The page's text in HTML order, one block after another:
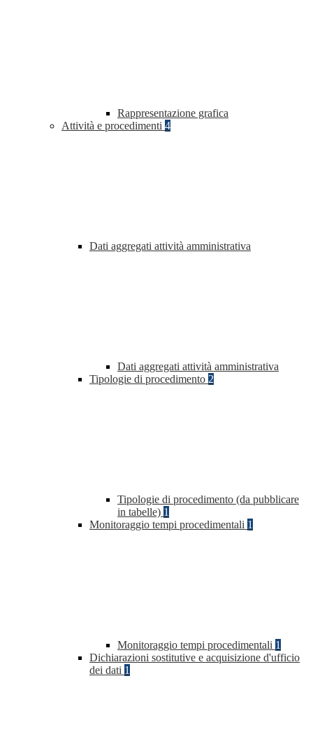
Rappresentazione grafica
Attività e procedimenti 4
Dati aggregati attività amministrativa
Dati aggregati attività amministrativa
Tipologie di procedimento 2
Tipologie di procedimento (da pubblicare
in tabelle) 1
Monitoraggio tempi procedimentali 1
Monitoraggio tempi procedimentali 1
Dichiarazioni sostitutive e acquisizione d'ufficio
dei dati 1